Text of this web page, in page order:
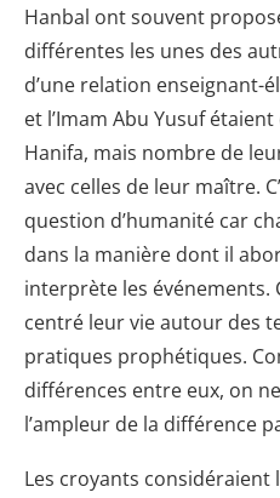
Hanbal ont souvent
différentes les unes des
d’une relation enseignant-
et l’Imam Abu Yusuf
Hanifa, mais nombre de
avec celles de leur maître.
question d’humanité car
dans la manière dont il
interprète les événements.
centré leur vie autour des
pratiques prophétiques.
différences entre eux, on
l’ampleur de la différence
Les croyants